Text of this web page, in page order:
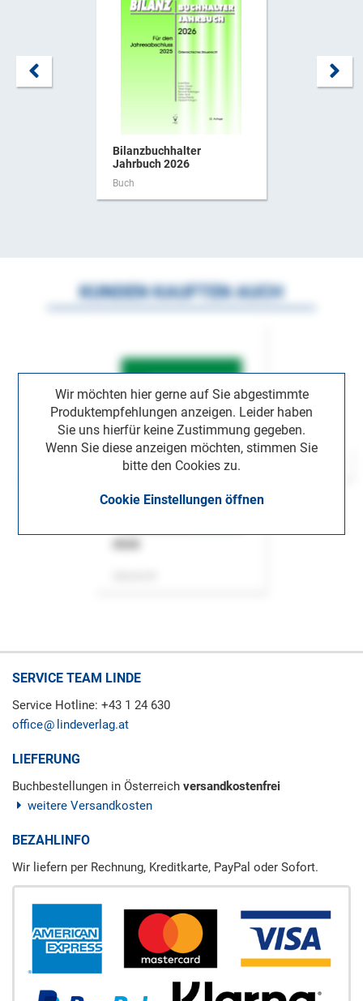
Bilanzbuchhalter
Jahrbuch 2026
Buch
Wir möchten hier gerne auf Sie abgestimmte
Produktempfehlungen anzeigen. Leider haben
Sie uns hierfür keine Zustimmung gegeben.
Wenn Sie diese anzeigen möchten, stimmen Sie
bitte den Cookies zu.
Cookie Einstellungen öffnen
KUNDEN KAUFTEN AUCH
SERVICE TEAM LINDE
Service Hotline: +43 1 24 630
office
lindeverlag.at
LIEFERUNG
Buchbestellungen in Österreich versandkostenfrei
weitere Versandkosten
BEZAHLINFO
Wir liefern per Rechnung, Kreditkarte, PayPal oder Sofort.